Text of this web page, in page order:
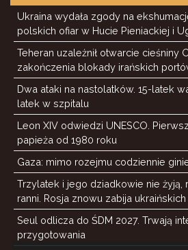
Ukraina wydała zgody na
polskich ofiar w Hucie Pieniackiej i
Teheran uzależnił otwarcie cieśniny
zakończenia blokady irańskich
Dwa ataki na nastolatków. 15-latek
latek w szpitalu
Leon XIV odwiedzi UNESCO.
papieża od 1980 roku
Gaza: mimo rozejmu codziennie
Trzylatek i jego dziadkowie nie żyją,
ranni. Rosja znowu zabija
Seul odlicza do ŚDM 2027. Trwają
przygotowania